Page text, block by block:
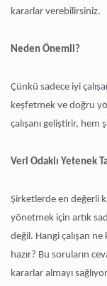
kararlar verebilirsiniz.
Neden Önemli?
Çünkü sadece iyi
keşfetmek ve doğru
çalışanı geliştirir, hem
Veri Odaklı Yetenek
Şirketlerde en değerli
yönetmek için artık
değil. Hangi çalışan
hazır? Bu soruların
kararlar almayı